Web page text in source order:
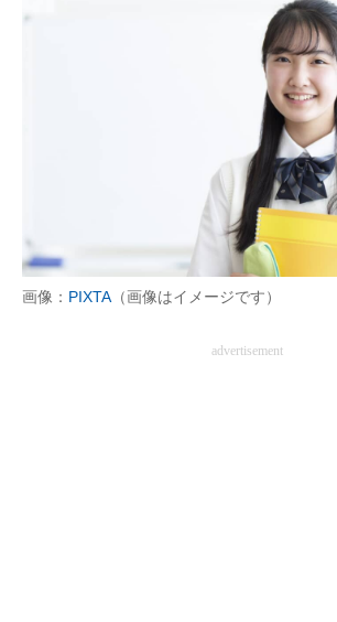
画像： PIXTA（画像はイメージです）
advertisement